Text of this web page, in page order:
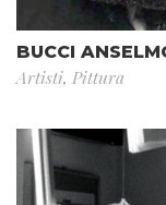
BUCCI
Artisti, Pittura